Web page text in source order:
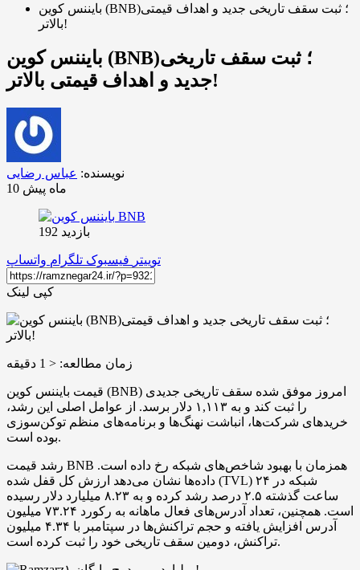
بایننس کوین (BNB)؛ ثبت سقف تاریخی جدید و اهداف قیمتی
بالاتر!
بایننس کوین (BNB)؛ ثبت سقف تاریخی
جدید و اهداف قیمتی بالاتر!
نویسنده: عباس رضایی
10 ماه پیش
بازدید 192
توییتر فیسبوک تلگرام واتساپ
کپی لینک
زمان مطالعه: < 1 دقیقه
قیمت بایننس کوین (BNB) امروز موفق شده سقف تاریخی جدیدی
را ثبت کند و به ۱,۱۱۳ دلار برسد. از عوامل اصلی این رشد،
خریدهای شرکت‌ها، انباشت نهنگ‌ها و برنامه‌های منظم توکن‌سوزی
بوده است.
رشد قیمت BNB همزمان با بهبود شاخص‌های شبکه رخ داده است.
داده‌ها نشان می‌دهد ارزش کل قفل ‌شده (TVL) شبکه در ۲۴
ساعت گذشته ۲.۵ درصد رشد کرده و به ۸.۲۳ میلیارد دلار رسیده
است. همچنین، تعداد آدرس‌های فعال ماهانه به رکورد ۷۳.۲۴ میلیون
آدرس افزایش یافته و حجم تراکنش‌ها در سپتامبر با ۴.۳۴ میلیون
تراکنش، دومین سقف تاریخی خود را ثبت کرده است.